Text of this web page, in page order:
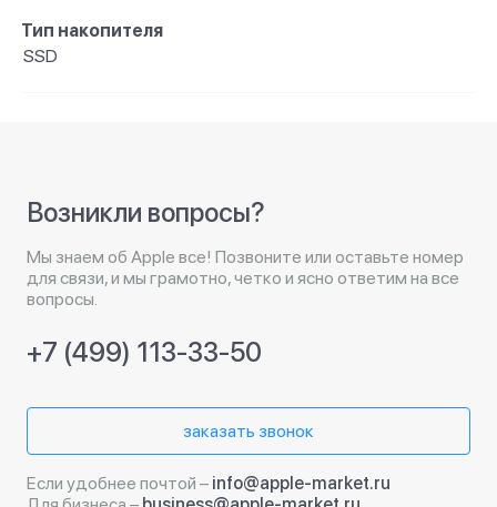
Тип накопителя
SSD
Возникли вопросы?
Мы знаем об Apple все! Позвоните или оставьте номер
для связи, и мы грамотно, четко и ясно ответим на все
вопросы.
+7 (499) 113-33-50
заказать звонок
Если удобнее почтой – info@apple-market.ru